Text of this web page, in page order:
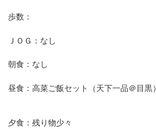
歩数：
ＪＯＧ：なし
朝食：なし
昼食：高菜ご飯セット（天下一品＠目黒）
夕食：残り物少々